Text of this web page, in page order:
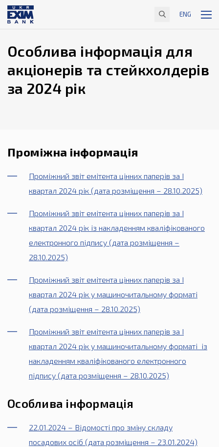
ENG
Особлива інформація для
акціонерів та стейкхолдерів
за 2024 рік
Проміжна інформація
Проміжний звіт емітента цінних паперів за І
квартал 2024 рік (дата розміщення – 28.10.2025)
Проміжний звіт емітента цінних паперів за І
квартал 2024 рік із накладенням кваліфікованого
електронного підпису (дата розміщення –
28.10.2025)
Проміжний звіт емітента цінних паперів за І
квартал 2024 рік у машиночитальному форматі
(дата розміщення – 28.10.2025)
Проміжний звіт емітента цінних паперів за І
квартал 2024 рік у машиночитальному форматі із
накладенням кваліфікованого електронного
підпису (дата розміщення – 28.10.2025)
Особлива інформація
22.01.2024 – Відомості про зміну складу
посадових осіб (дата розміщення – 23.01.2024)